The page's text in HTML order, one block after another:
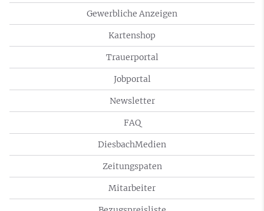
Gewerbliche Anzeigen
Kartenshop
Trauerportal
Jobportal
Newsletter
FAQ
DiesbachMedien
Zeitungspaten
Mitarbeiter